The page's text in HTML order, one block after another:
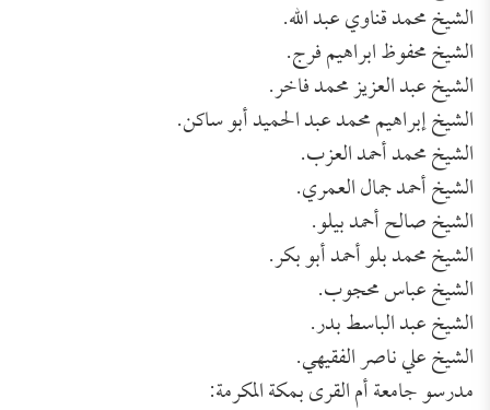
الشيخ محمد قناوي عبد الله.
الشيخ محفوظ ابراهيم فرج.
الشيخ عبد العزيز محمد فاخر.
الشيخ إبراهيم محمد عبد الحميد أبو ساكن.
الشيخ محمد أحمد العزب.
الشيخ أحمد جمال العمري.
الشيخ صالح أحمد بيلو.
الشيخ محمد بلو أحمد أبو بكر.
الشيخ عباس محجوب.
الشيخ عبد الباسط بدر.
الشيخ علي ناصر الفقيهي.
مدرسو جامعة أم القرى بمكة المكرمة: